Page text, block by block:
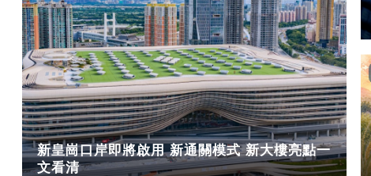
新皇崗口岸即將啟用 新通關模式 新大樓亮點一
文看清